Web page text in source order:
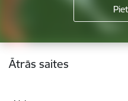
Kājene
Ātrās saites